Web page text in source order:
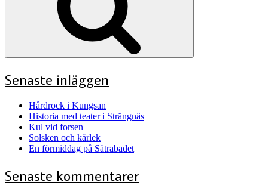
Senaste inläggen
Hårdrock i Kungsan
Historia med teater i Strängnäs
Kul vid forsen
Solsken och kärlek
En förmiddag på Sätrabadet
Senaste kommentarer